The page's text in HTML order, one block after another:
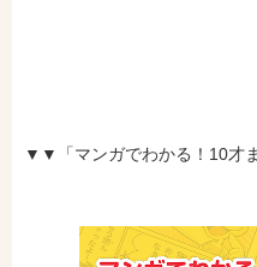
▼▼「マンガでわかる！10才